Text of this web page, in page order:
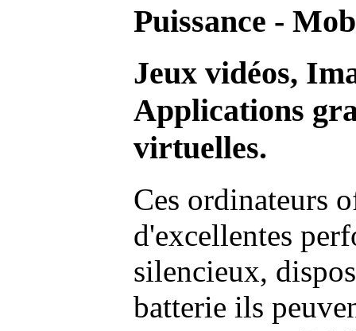
Puissance -
Jeux vidéos,
Applications
virtuelles.
Ces ordinateurs
d'excellentes
silencieux,
batterie ils